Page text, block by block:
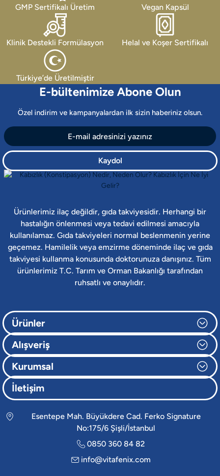
GMP Sertifikalı Üretim Vegan Kapsül
Klinik Destekli Formülasyon Helal ve Koşer Sertifikalı
Türkiye’de Üretilmiştir
E-bültenimize Abone Olun
Özel indirim ve kampanyalardan ilk sizin haberiniz olsun.
Kaydol
Ürünlerimiz ilaç değildir, gıda takviyesidir. Herhangi bir
hastalığın önlenmesi veya tedavi edilmesi amacıyla
kullanılamaz. Gıda takviyeleri normal beslenmenin yerine
geçemez. Hamilelik veya emzirme döneminde ilaç ve gıda
takviyesi kullanma konusunda doktorunuza danışınız. Tüm
ürünlerimiz T.C. Tarım ve Orman Bakanlığı tarafından
ruhsatlı ve onaylıdır.
Ürünler
Alışveriş
Kurumsal
İletişim
Esentepe Mah. Büyükdere Cad. Ferko Signature
No:175/6 Şişli/İstanbul
0850 360 84 82
info@vitafenix.com